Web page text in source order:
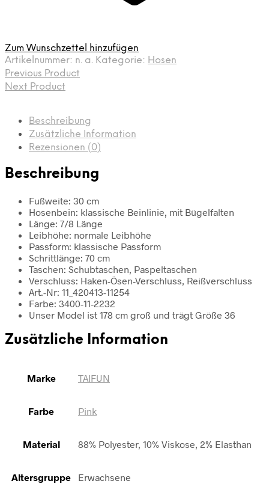
Zum Wunschzettel hinzufügen
Artikelnummer: n. a. Kategorie: Hosen
Previous Product
Next Product
Beschreibung
Zusätzliche Information
Rezensionen (0)
Beschreibung
Fußweite: 30 cm
Hosenbein: klassische Beinlinie, mit Bügelfalten
Länge: 7/8 Länge
Leibhöhe: normale Leibhöhe
Passform: klassische Passform
Schrittlänge: 70 cm
Taschen: Schubtaschen, Paspeltaschen
Verschluss: Haken-Ösen-Verschluss, Reißverschluss
Art.-Nr: 11_420413-11254
Farbe: 3400-11-2232
Unser Model ist 178 cm groß und trägt Größe 36
Zusätzliche Information
Marke TAIFUN
Farbe Pink
Material 88% Polyester, 10% Viskose, 2% Elasthan
Altersgruppe Erwachsene